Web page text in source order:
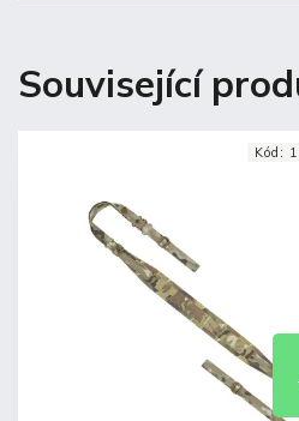
Související
Kód: